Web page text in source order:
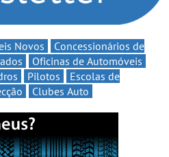
Novos
Concessionários de
Oficinas de Automóveis
Pilotos
Escolas de
Clubes Auto